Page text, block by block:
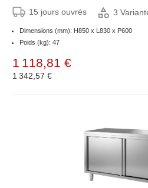
15 jours ouvrés 3
Dimensions (mm): H850 x L830 x P600
Poids (kg): 47
1 118,81 €
1 342,57 €